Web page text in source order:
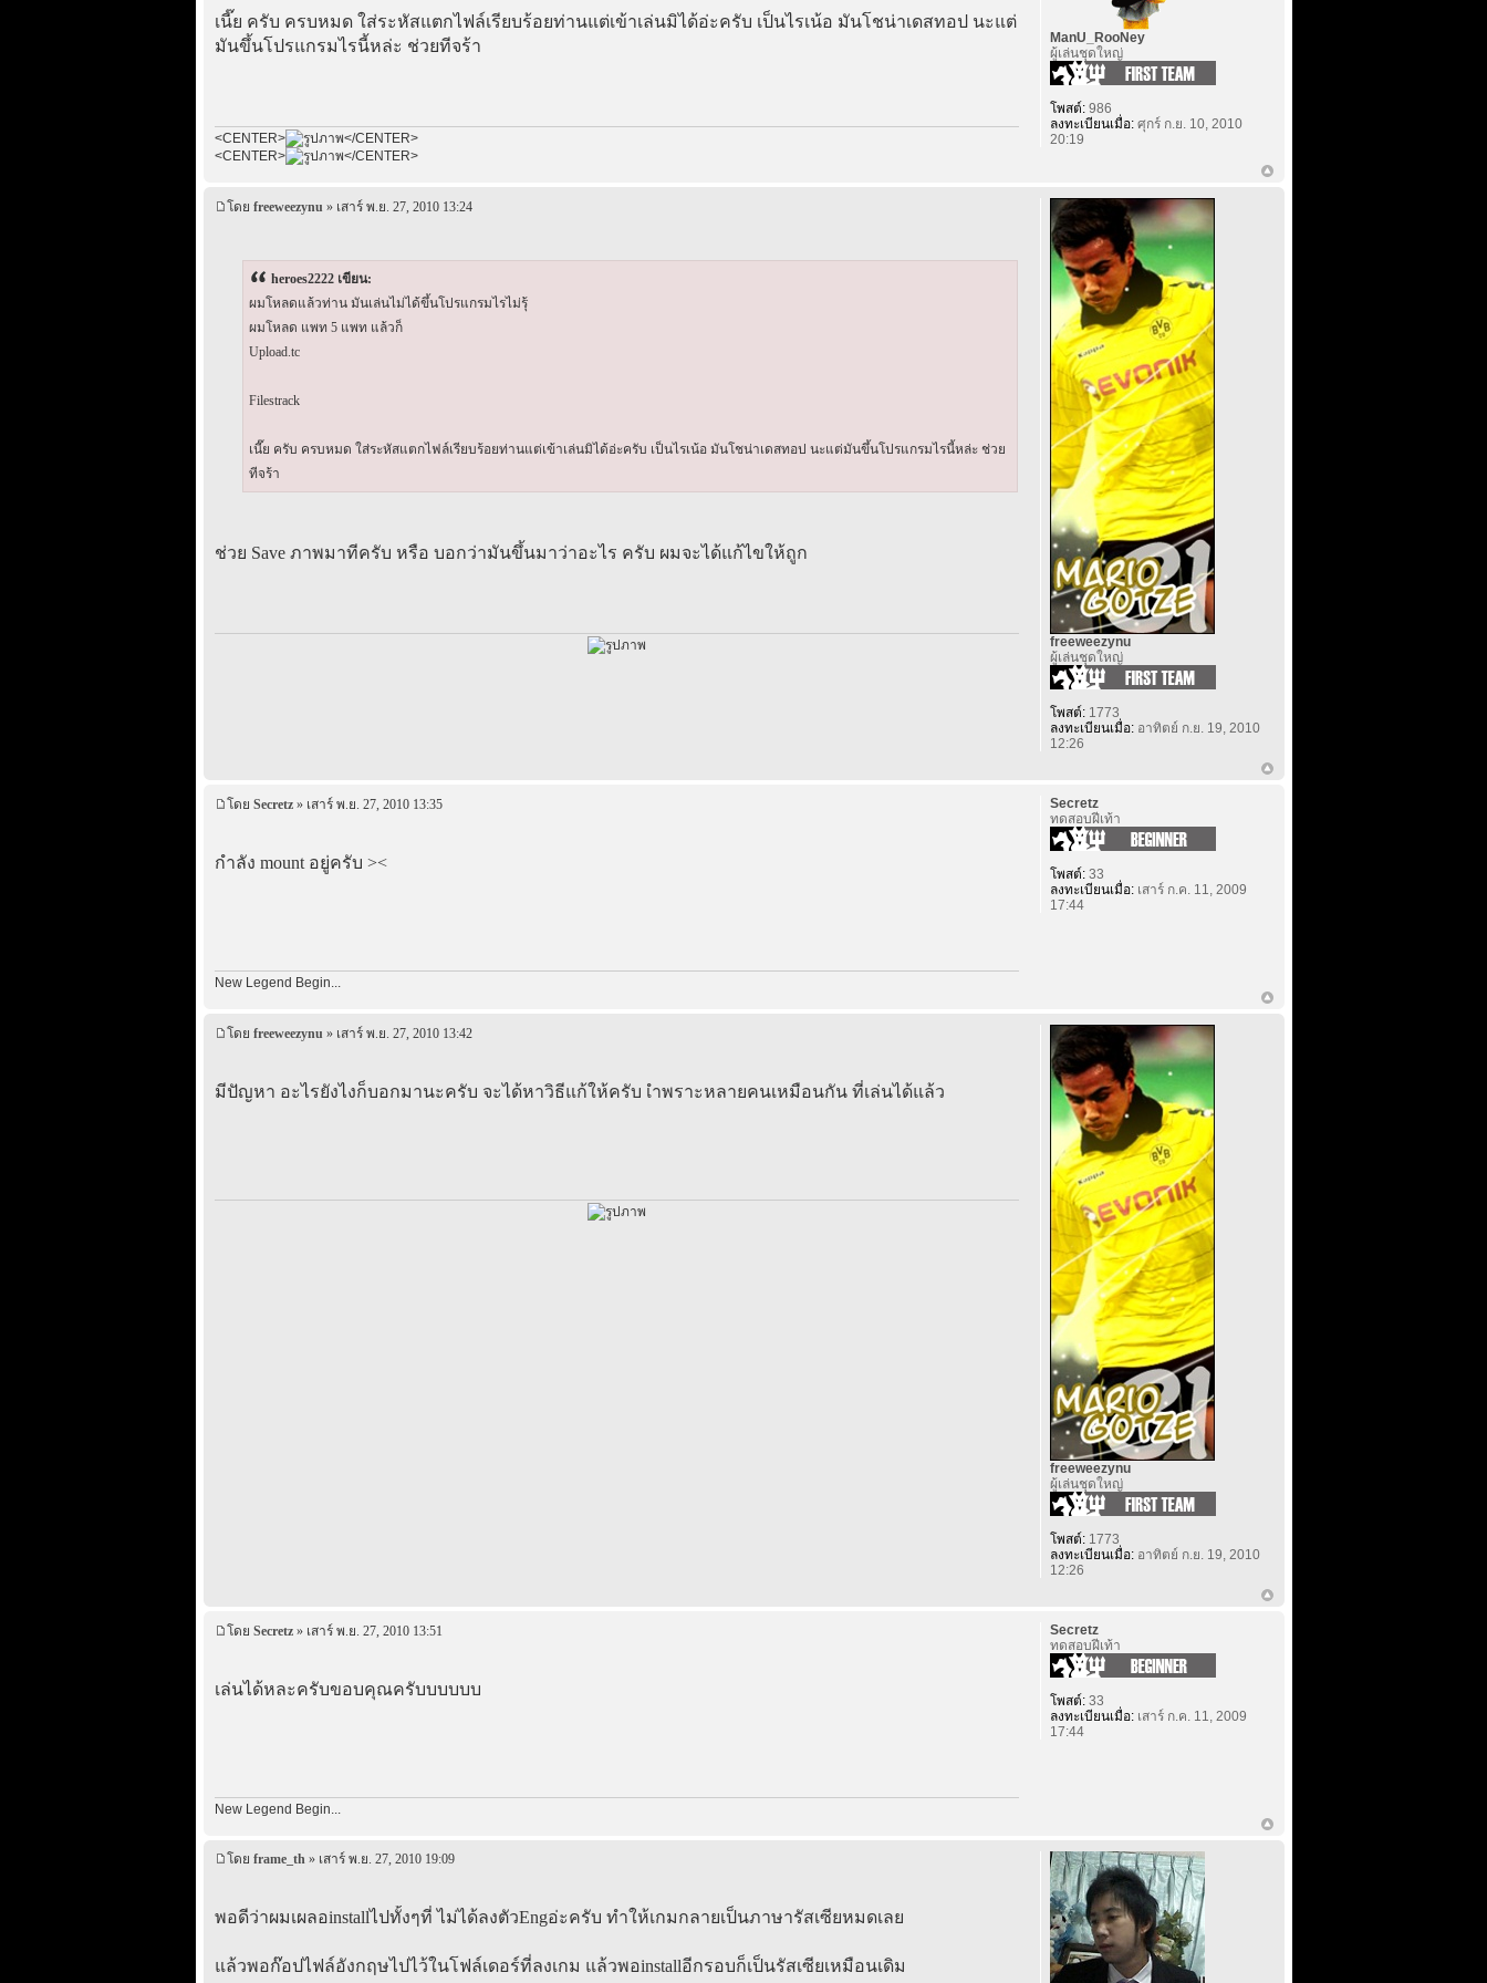
เนี๊ย ครับ ครบหมด ใส่ระหัสแตกไฟล์เรียบร้อยท่านแต่เข้าเล่นมิได้อ่ะครับ เป็นไรเน้อ มันโชน่าเดสทอป นะแต่
มันขึ้นโปรแกรมไรนี้หล่ะ ช่วยทีจร้า
<CENTER>
</CENTER>
<CENTER>
</CENTER>
ManU_RooNey
ผู้เล่นชุดใหญ่
โพสต์:986
ลงทะเบียนเมื่อ:ศุกร์ ก.ย. 10, 2010
20:19
โดย freeweezynu » เสาร์ พ.ย. 27, 2010 13:24
heroes2222 เขียน:
ผมโหลดแล้วท่าน มันเล่นไม่ได้ขึ้นโปรแกรมไรไม่รุ้
ผมโหลด แพท 5 แพท แล้วก็
Upload.tc
Filestrack
เนี๊ย ครับ ครบหมด ใส่ระหัสแตกไฟล์เรียบร้อยท่านแต่เข้าเล่นมิได้อ่ะครับ เป็นไรเน้อ มันโชน่าเดสทอป นะแต่มันขึ้นโปรแกรมไรนี้หล่ะ ช่วย
ทีจร้า
ช่วย Save ภาพมาทีครับ หรือ บอกว่ามันขึ้นมาว่าอะไร ครับ ผมจะได้แก้ไขให้ถูก
freeweezynu
ผู้เล่นชุดใหญ่
โพสต์:1773
ลงทะเบียนเมื่อ:อาทิตย์ ก.ย. 19, 2010
12:26
โดย Secretz» เสาร์ พ.ย. 27, 2010 13:35
กำลัง mount อยู่ครับ ><
New Legend Begin...
Secretz
ทดสอบฝีเท้า
โพสต์:33
ลงทะเบียนเมื่อ:เสาร์ ก.ค. 11, 2009
17:44
โดย freeweezynu » เสาร์ พ.ย. 27, 2010 13:42
มีปัญหา อะไรยังไงก็บอกมานะครับ จะได้หาวิธีแก้ให้ครับ เำพราะหลายคนเหมือนกัน ที่เล่นได้แล้ว
freeweezynu
ผู้เล่นชุดใหญ่
โพสต์:1773
ลงทะเบียนเมื่อ:อาทิตย์ ก.ย. 19, 2010
12:26
โดย Secretz» เสาร์ พ.ย. 27, 2010 13:51
เล่นได้หละครับขอบคุณครับบบบบบ
New Legend Begin...
Secretz
ทดสอบฝีเท้า
โพสต์:33
ลงทะเบียนเมื่อ:เสาร์ ก.ค. 11, 2009
17:44
โดย frame_th» เสาร์ พ.ย. 27, 2010 19:09
พอดีว่าผมเผลอinstallไปทั้งๆที่ ไม่ได้ลงตัวEngอ่ะครับ ทำให้เกมกลายเป็นภาษารัสเซียหมดเลย
แล้วพอก๊อปไฟล์อังกฤษไปไว้ในโฟล์เดอร์ที่ลงเกม แล้วพอinstallอีกรอบก็เป็นรัสเซียเหมือนเดิม